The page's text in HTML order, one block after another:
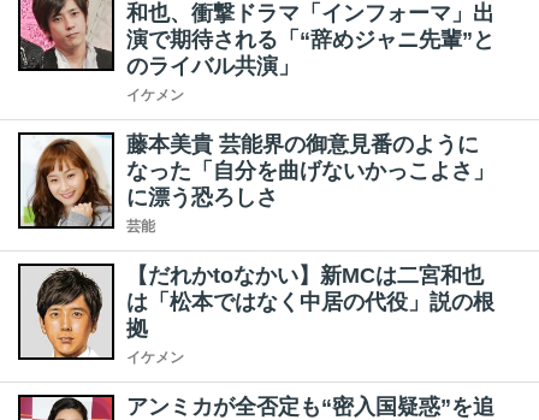
和也、衝撃ドラマ「インフォーマ」出
演で期待される「“辞めジャニ先輩”と
のライバル共演」
イケメン
藤本美貴 芸能界の御意見番のように
なった「自分を曲げないかっこよさ」
に漂う恐ろしさ
芸能
【だれかtoなかい】新MCは二宮和也
は「松本ではなく中居の代役」説の根
拠
イケメン
アンミカが全否定も“密入国疑惑”を追